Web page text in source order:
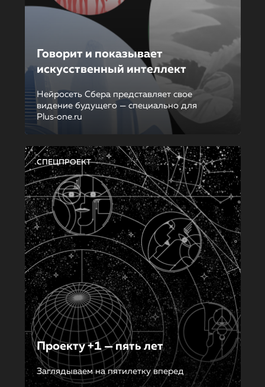
Говорит и показывает
искусственный интеллект
Нейросеть Сбера представляет свое
видение будущего — специально для
Plus‑one.ru
СПЕЦПРОЕКТ
Проекту +1 — пять лет
Заглядываем на пятилетку вперед